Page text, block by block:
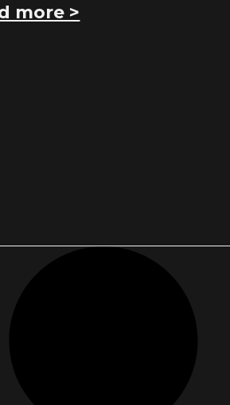
more >